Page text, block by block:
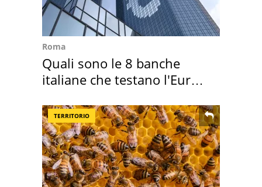
Roma
Quali sono le 8 banche
italiane che testano l'Euro
TERRITORIO